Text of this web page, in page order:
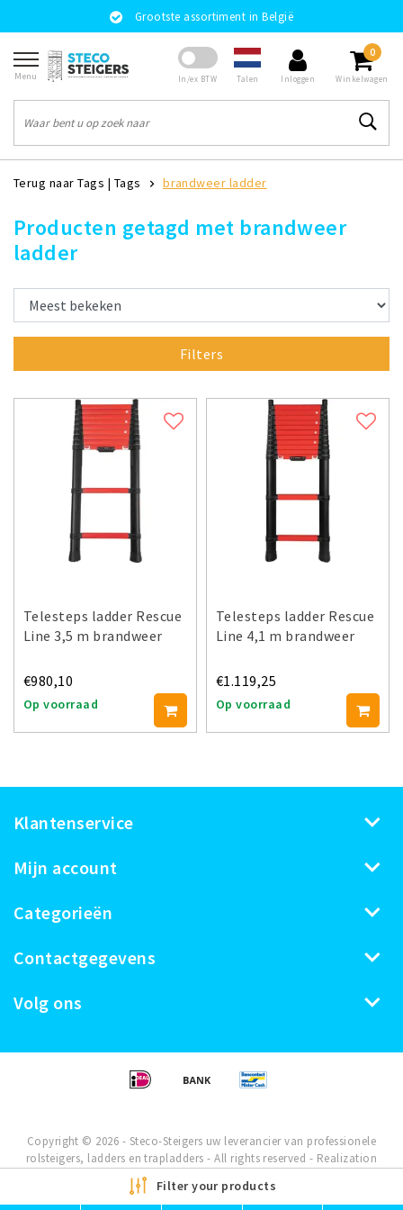
Grootste assortiment in België
Menu In/ex BTW Talen Inloggen
0
Winkelwagen
Terug naar Tags | Tags brandweer ladder
Producten getagd met brandweer
ladder
Filters
Telesteps ladder Rescue
Line 3,5 m brandweer
€980,10
Op voorraad
Telesteps ladder Rescue
Line 4,1 m brandweer
€1.119,25
Op voorraad
Klantenservice
Mijn account
Categorieën
Contactgegevens
Volg ons
Copyright © 2026 - Steco-Steigers uw leverancier van professionele
rolsteigers, ladders en trapladders - All rights reserved - Realization
Filter your products